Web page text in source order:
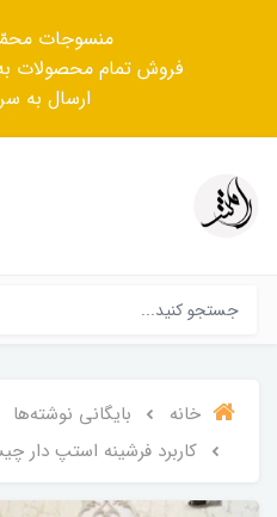
منسوجات
فروش تمام محصولات
ارسال به
خانه
بایگانی نوشته‌ها
کاربرد فرشینه استپ دار